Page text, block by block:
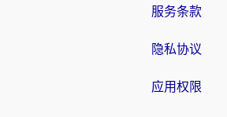
服务条款
隐私协议
应用权限